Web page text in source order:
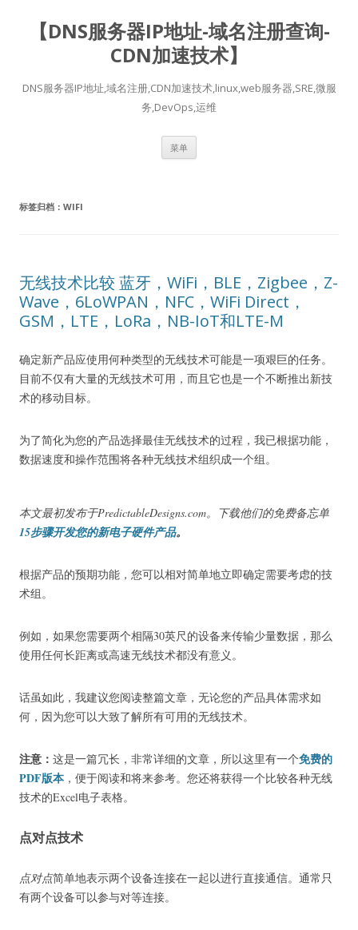
【DNS服务器IP地址-域名注册查询-
CDN加速技术】
DNS服务器IP地址,域名注册,CDN加速技术,linux,web服务器,SRE,微服
务,DevOps,运维
菜单
标签归档： WIFI
无线技术比较 蓝牙，WiFi，BLE，Zigbee，Z-
Wave，6LoWPAN，NFC，WiFi Direct，
GSM，LTE，LoRa，NB-IoT和LTE-M
确定新产品应使用何种类型的无线技术可能是一项艰巨的任务。
目前不仅有大量的无线技术可用，而且它也是一个不断推出新技
术的移动目标。
为了简化为您的产品选择最佳无线技术的过程，我已根据功能，
数据速度和操作范围将各种无线技术组织成一个组。
本文最初发布于PredictableDesigns.com。 下载他们的免费备忘单
15步骤开发您的新电子硬件产品。
根据产品的预期功能，您可以相对简单地立即确定需要考虑的技
术组。
例如，如果您需要两个相隔30英尺的设备来传输少量数据，那么
使用任何长距离或高速无线技术都没有意义。
话虽如此，我建议您阅读整篇文章，无论您的产品具体需求如
何，因为您可以大致了解所有可用的无线技术。
注意： 这是一篇冗长，非常详细的文章，所以这里有一个免费的
PDF版本 ，便于阅读和将来参考。 您还将获得一个比较各种无线
技术的Excel电子表格。
点对点技术
点对点简单地表示两个设备连接在一起以进行直接通信。 通常只
有两个设备可以参与对等连接。